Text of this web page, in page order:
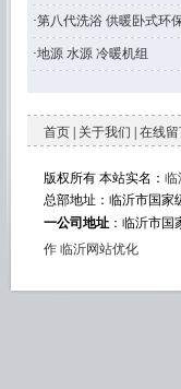
·第八代洗浴 供暖卧式环
·地源 水源 冷暖机组
首页 关于我们 在线
版权所有 本站实名： 临
总部地址：临沂市国家
一公司地址 ：临沂市
作 临沂网站优化